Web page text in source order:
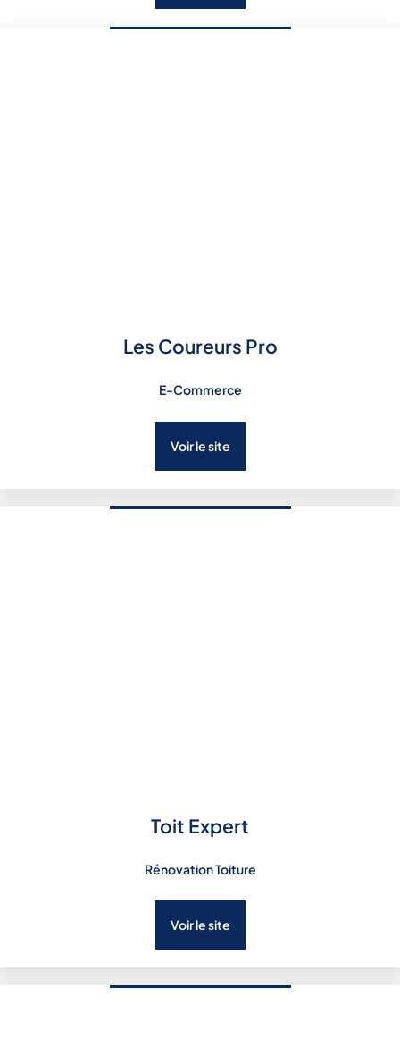
Les Coureurs Pro
E-Commerce
Voir le site
Toit Expert
Rénovation Toiture
Voir le site